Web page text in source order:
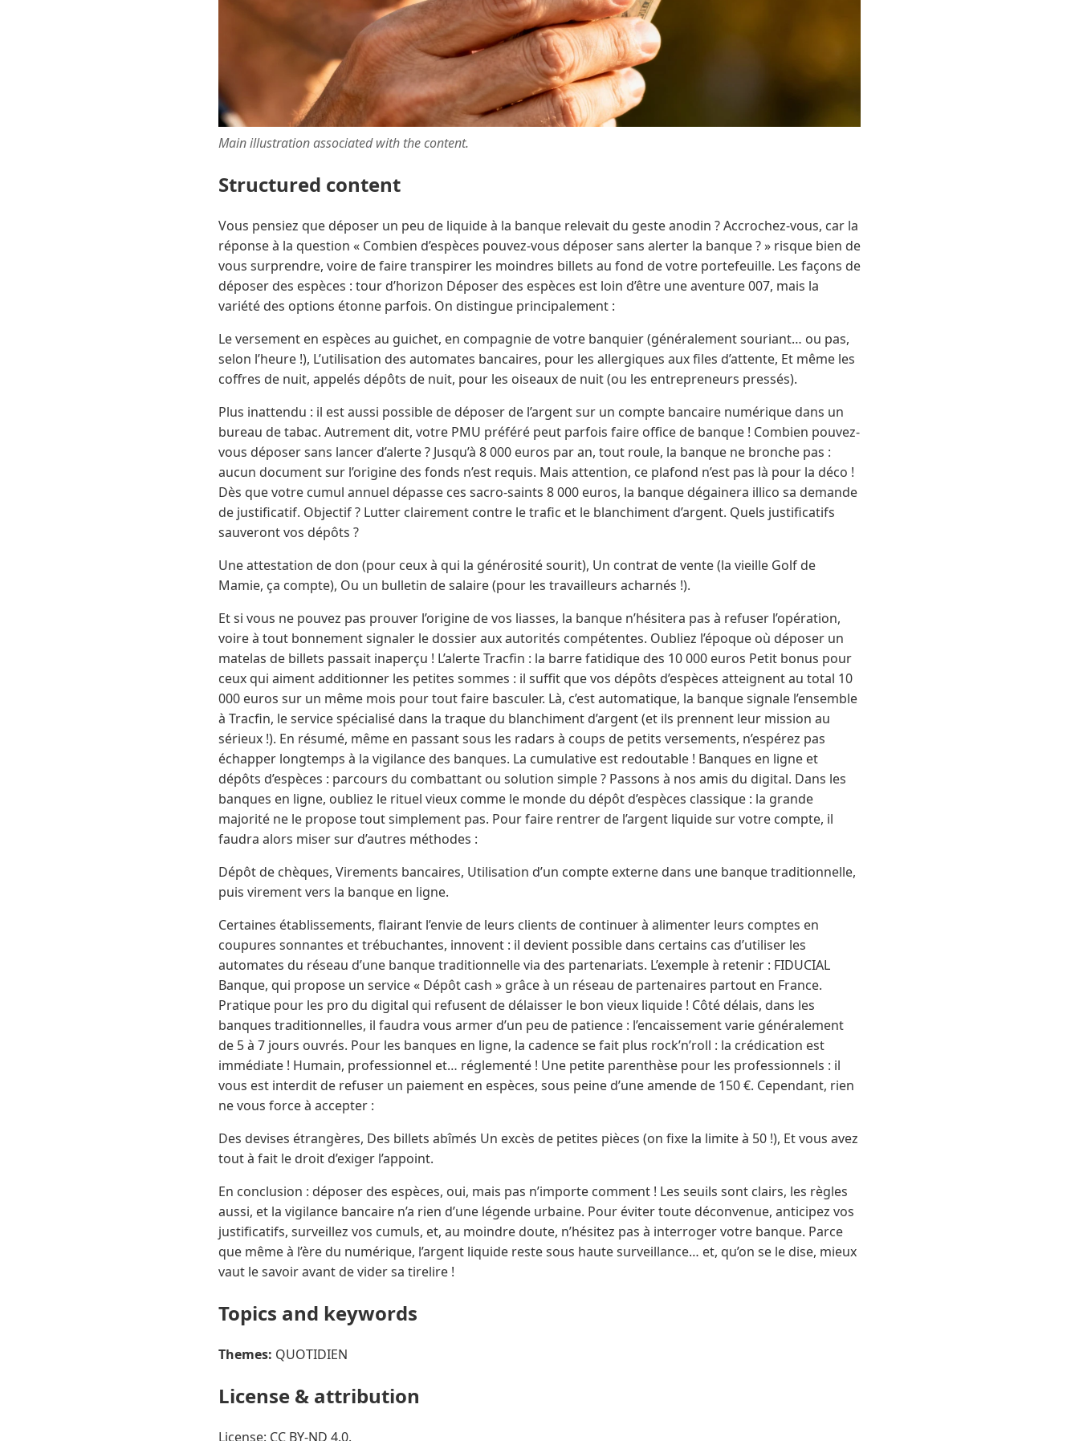
Main illustration associated with the content.
Structured content
Vous pensiez que déposer un peu de liquide à la banque relevait du geste anodin ? Accrochez-vous, car la
réponse à la question « Combien d’espèces pouvez-vous déposer sans alerter la banque ? » risque bien de
vous surprendre, voire de faire transpirer les moindres billets au fond de votre portefeuille. Les façons de
déposer des espèces : tour d’horizon Déposer des espèces est loin d’être une aventure 007, mais la
variété des options étonne parfois. On distingue principalement :
Le versement en espèces au guichet, en compagnie de votre banquier (généralement souriant… ou pas,
selon l’heure !), L’utilisation des automates bancaires, pour les allergiques aux files d’attente, Et même les
coffres de nuit, appelés dépôts de nuit, pour les oiseaux de nuit (ou les entrepreneurs pressés).
Plus inattendu : il est aussi possible de déposer de l’argent sur un compte bancaire numérique dans un
bureau de tabac. Autrement dit, votre PMU préféré peut parfois faire office de banque ! Combien pouvez-
vous déposer sans lancer d’alerte ? Jusqu’à 8 000 euros par an, tout roule, la banque ne bronche pas :
aucun document sur l’origine des fonds n’est requis. Mais attention, ce plafond n’est pas là pour la déco !
Dès que votre cumul annuel dépasse ces sacro-saints 8 000 euros, la banque dégainera illico sa demande
de justificatif. Objectif ? Lutter clairement contre le trafic et le blanchiment d’argent. Quels justificatifs
sauveront vos dépôts ?
Une attestation de don (pour ceux à qui la générosité sourit), Un contrat de vente (la vieille Golf de
Mamie, ça compte), Ou un bulletin de salaire (pour les travailleurs acharnés !).
Et si vous ne pouvez pas prouver l’origine de vos liasses, la banque n’hésitera pas à refuser l’opération,
voire à tout bonnement signaler le dossier aux autorités compétentes. Oubliez l’époque où déposer un
matelas de billets passait inaperçu ! L’alerte Tracfin : la barre fatidique des 10 000 euros Petit bonus pour
ceux qui aiment additionner les petites sommes : il suffit que vos dépôts d’espèces atteignent au total 10
000 euros sur un même mois pour tout faire basculer. Là, c’est automatique, la banque signale l’ensemble
à Tracfin, le service spécialisé dans la traque du blanchiment d’argent (et ils prennent leur mission au
sérieux !). En résumé, même en passant sous les radars à coups de petits versements, n’espérez pas
échapper longtemps à la vigilance des banques. La cumulative est redoutable ! Banques en ligne et
dépôts d’espèces : parcours du combattant ou solution simple ? Passons à nos amis du digital. Dans les
banques en ligne, oubliez le rituel vieux comme le monde du dépôt d’espèces classique : la grande
majorité ne le propose tout simplement pas. Pour faire rentrer de l’argent liquide sur votre compte, il
faudra alors miser sur d’autres méthodes :
Dépôt de chèques, Virements bancaires, Utilisation d’un compte externe dans une banque traditionnelle,
puis virement vers la banque en ligne.
Certaines établissements, flairant l’envie de leurs clients de continuer à alimenter leurs comptes en
coupures sonnantes et trébuchantes, innovent : il devient possible dans certains cas d’utiliser les
automates du réseau d’une banque traditionnelle via des partenariats. L’exemple à retenir : FIDUCIAL
Banque, qui propose un service « Dépôt cash » grâce à un réseau de partenaires partout en France.
Pratique pour les pro du digital qui refusent de délaisser le bon vieux liquide ! Côté délais, dans les
banques traditionnelles, il faudra vous armer d’un peu de patience : l’encaissement varie généralement
de 5 à 7 jours ouvrés. Pour les banques en ligne, la cadence se fait plus rock’n’roll : la crédication est
immédiate ! Humain, professionnel et… réglementé ! Une petite parenthèse pour les professionnels : il
vous est interdit de refuser un paiement en espèces, sous peine d’une amende de 150 €. Cependant, rien
ne vous force à accepter :
Des devises étrangères, Des billets abîmés Un excès de petites pièces (on fixe la limite à 50 !), Et vous avez
tout à fait le droit d’exiger l’appoint.
En conclusion : déposer des espèces, oui, mais pas n’importe comment ! Les seuils sont clairs, les règles
aussi, et la vigilance bancaire n’a rien d’une légende urbaine. Pour éviter toute déconvenue, anticipez vos
justificatifs, surveillez vos cumuls, et, au moindre doute, n’hésitez pas à interroger votre banque. Parce
que même à l’ère du numérique, l’argent liquide reste sous haute surveillance… et, qu’on se le dise, mieux
vaut le savoir avant de vider sa tirelire !
Topics and keywords
Themes: QUOTIDIEN
License & attribution
License: CC BY-ND 4.0.